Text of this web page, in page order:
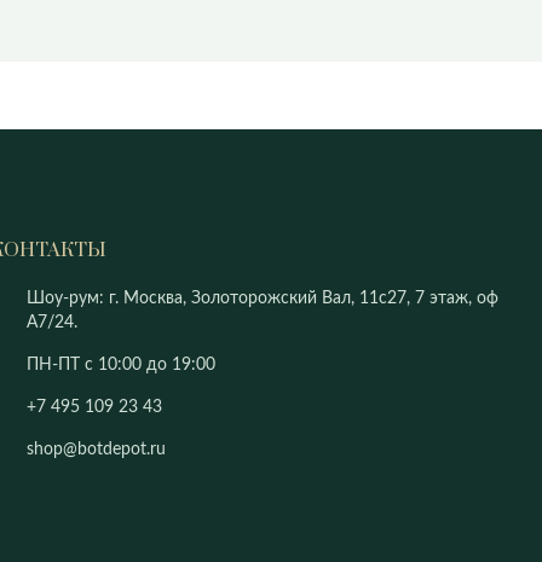
Шоу-рум: г. Москва, Золоторожский Вал, 11с27, 7 этаж, оф
А7/24.
ПН-ПТ с 10:00 до 19:00
+7 495 109 23 43
shop@botdepot.ru